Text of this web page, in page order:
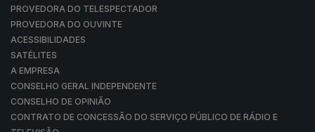
PROVEDORA DO TELESPECTADOR
PROVEDORA DO OUVINTE
ACESSIBILIDADES
SATÉLITES
A EMPRESA
CONSELHO GERAL INDEPENDENTE
CONSELHO DE OPINIÃO
CONTRATO DE CONCESSÃO DO SERVIÇO PÚBLICO DE RÁDIO E